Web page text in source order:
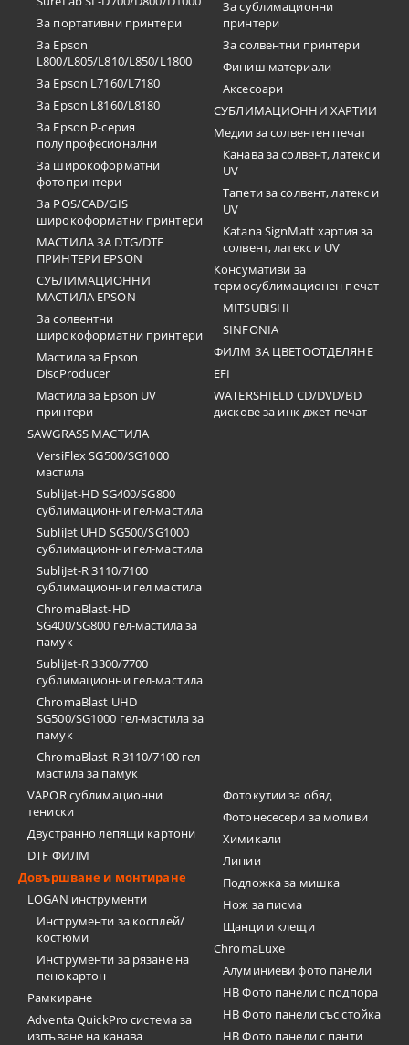
За портативни принтери
За Epson
L800/L805/L810/L850/L1800
За Epson L7160/L7180
За Epson L8160/L8180
За Epson P-серия
полупрофесионални
За широкоформатни
фотопринтери
За POS/CAD/GIS
широкоформатни принтери
МАСТИЛА ЗА DTG/DTF
ПРИНТЕРИ EPSON
СУБЛИМАЦИОННИ
МАСТИЛА EPSON
За солвентни
широкоформатни принтери
Мастила за Epson
DiscProducer
Мастила за Epson UV
принтери
SAWGRASS МАСТИЛА
VersiFlex SG500/SG1000
мастила
SubliJet-HD SG400/SG800
сублимационни гел-мастила
SubliJet UHD SG500/SG1000
сублимационни гел-мастила
SubliJet-R 3110/7100
сублимационни гел мастила
ChromaBlast-HD
SG400/SG800 гел-мастила за
памук
SubliJet-R 3300/7700
сублимационни гел-мастила
ChromaBlast UHD
SG500/SG1000 гел-мастила за
памук
ChromaBlast-R 3110/7100 гел-
мастила за памук
За сублимационни
принтери
За солвентни принтери
Финиш материали
Аксесоари
СУБЛИМАЦИОННИ ХАРТИИ
Медии за солвентен печат
Канава за солвент, латекс и
UV
Тапети за солвент, латекс и
UV
Katana SignMatt хартия за
солвент, латекс и UV
Консумативи за
термосублимационен печат
MITSUBISHI
SINFONIA
ФИЛМ ЗА ЦВЕТООТДЕЛЯНЕ
EFI
WATERSHIELD CD/DVD/BD
дискове за инк-джет печат
VAPOR сублимационни
тениски
Двустранно лепящи картони
DTF ФИЛМ
Довършване и монтиране
LOGAN инструменти
Инструменти за косплей/
костюми
Инструменти за рязане на
пенокартон
Рамкиране
Adventa QuickPro система за
изпъване на канава
Фотокутии за обяд
Фотонесесери за моливи
Химикали
Линии
Подложка за мишка
Нож за писма
Щанци и клещи
ChromaLuxe
Алуминиеви фото панели
HB Фото панели с подпора
HB Фото панели със стойка
HB Фото панели с панти